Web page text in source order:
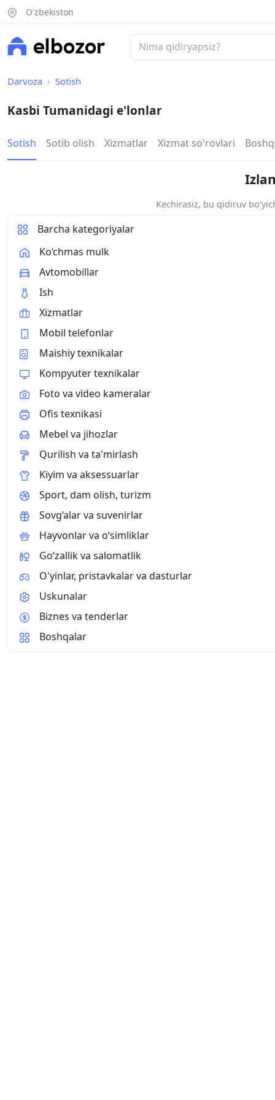
O'zbekiston
Darvoza Sotish
Kasbi Tumanidagi e'lonlar
Sotish Sotib olish Xizmatlar Xizmat so'rovlari
Kechirasiz, bu qidiruv
Barcha kategoriyalar
Ko‘chmas mulk
Avtomobillar
Ish
Xizmatlar
Mobil telefonlar
Maishiy texnikalar
Kompyuter texnikalar
Foto va video kameralar
Ofis texnikasi
Mebel va jihozlar
Qurilish va ta'mirlash
Kiyim va aksessuarlar
Sport, dam olish, turizm
Sovg‘alar va suvenirlar
Hayvonlar va o‘simliklar
Go‘zallik va salomatlik
O'yinlar, pristavkalar va dasturlar
Uskunalar
Biznes va tenderlar
Boshqalar